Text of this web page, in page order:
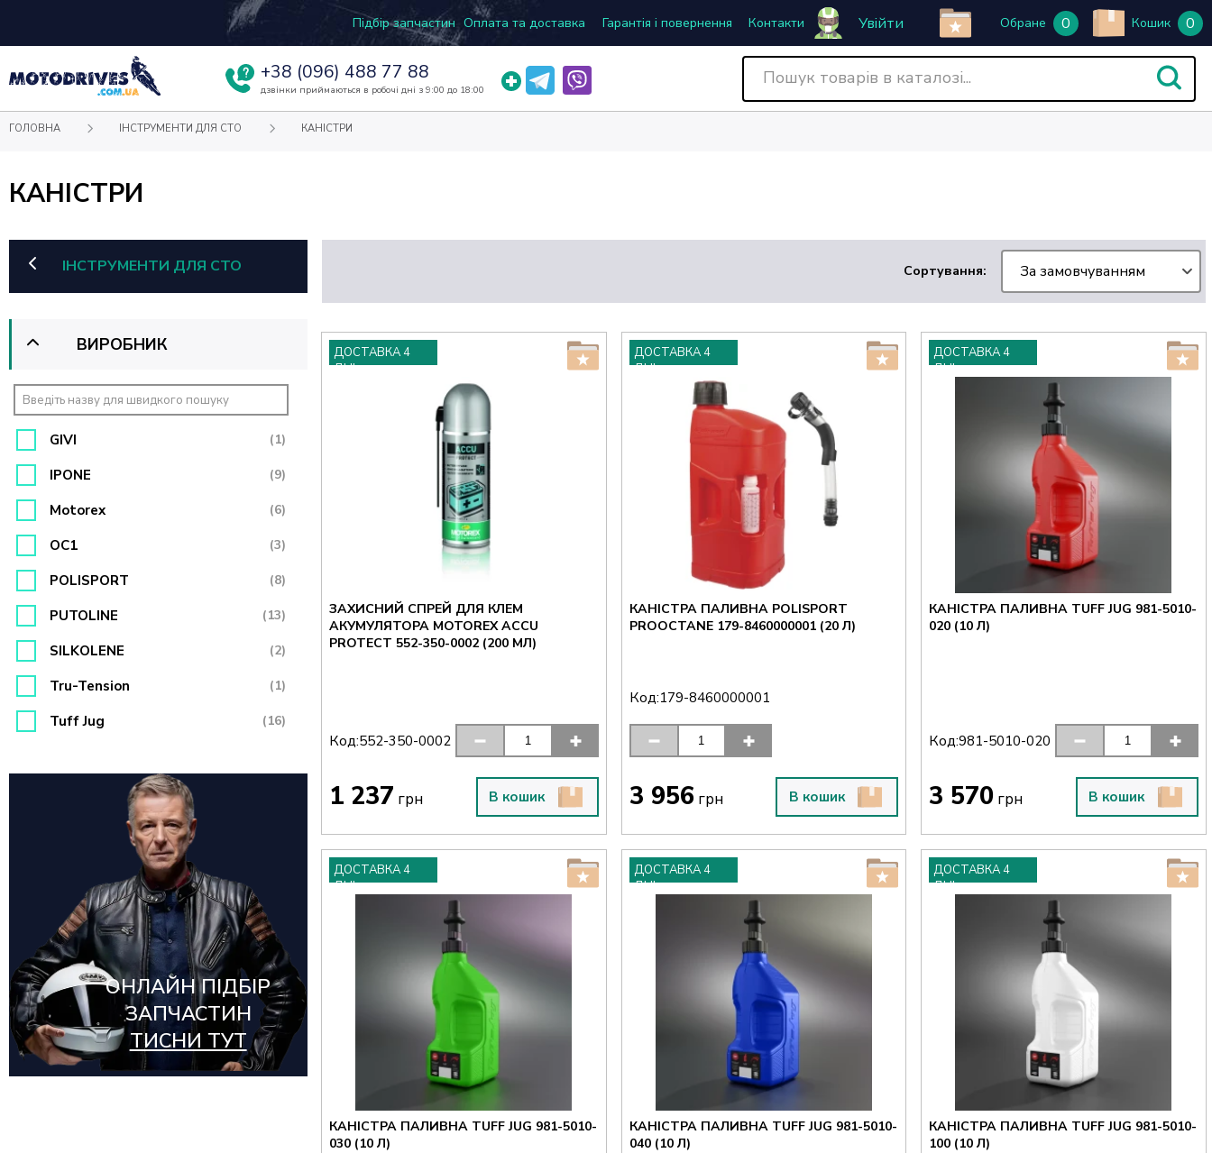
Підбір запчастин Оплата та доставка Гарантія і повернення Контакти Увійти Обране 0 Кошик 0
+38 (096) 488 77 88
дзвінки приймаються в робочі дні з 9:00 до 18:00
ГОЛОВНА ІНСТРУМЕНТИ ДЛЯ СТО КАНІСТРИ
КАНІСТРИ
ІНСТРУМЕНТИ ДЛЯ СТО
ВИРОБНИК
GIVI (1)
IPONE (9)
Motorex (6)
OC1 (3)
POLISPORT (8)
PUTOLINE (13)
SILKOLENE (2)
Tru-Tension (1)
Tuff Jug (16)
ОНЛАЙН ПІДБІР
ЗАПЧАСТИН
ТИСНИ ТУТ
Сортування: За замовчуванням
ДОСТАВКА 4
ДНІ
ЗАХИСНИЙ СПРЕЙ ДЛЯ КЛЕМ
АКУМУЛЯТОРА MOTOREX ACCU
PROTECT 552-350-0002 (200 МЛ)
Код:552-350-0002
1 237 грн В кошик
ДОСТАВКА 4
ДНІ
КАНІСТРА ПАЛИВНА POLISPORT
PROOCTANE 179-8460000001 (20 Л)
Код:179-8460000001
3 956 грн В кошик
ДОСТАВКА 4
ДНІ
КАНІСТРА ПАЛИВНА TUFF JUG 981-5010-
020 (10 Л)
Код:981-5010-020
3 570 грн В кошик
ДОСТАВКА 4
ДНІ
КАНІСТРА ПАЛИВНА TUFF JUG 981-5010-
030 (10 Л)
ДОСТАВКА 4
ДНІ
КАНІСТРА ПАЛИВНА TUFF JUG 981-5010-
040 (10 Л)
ДОСТАВКА 4
ДНІ
КАНІСТРА ПАЛИВНА TUFF JUG 981-5010-
100 (10 Л)